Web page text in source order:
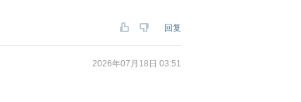
回复
2026年07月18日 03:51